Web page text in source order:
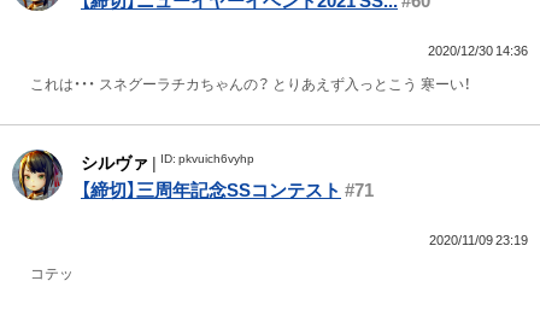
2020/12/30 14:36
これは・・・ スネグーラチカちゃんの？ とりあえず入っとこう 寒ーい！
シルヴァ | ID: pkvuich6vyhp
【締切】三周年記念SSコンテスト #71
2020/11/09 23:19
コテッ